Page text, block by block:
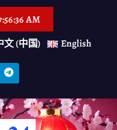
AM
文 (中国) English